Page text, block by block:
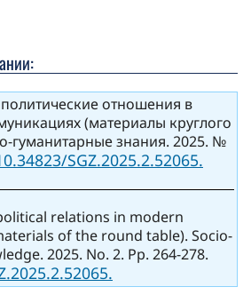
отношения в
(материалы круглого
гуманитарные знания. 2025. №
SGZ.2025.2.52065.
relations in modern
of the round table). Socio-
2025. No. 2. Pp. 264-278.